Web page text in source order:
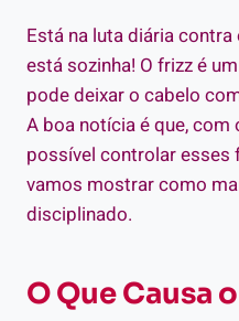
Está na luta diária
está sozinha! O frizz é
pode deixar o cabelo
A boa notícia é que,
possível controlar esses
vamos mostrar como
disciplinado.
O Que Causa